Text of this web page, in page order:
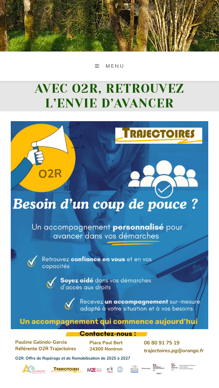
Skip
to
content
MENU
AVEC O2R, RETROUVEZ
L’ENVIE D’AVANCER